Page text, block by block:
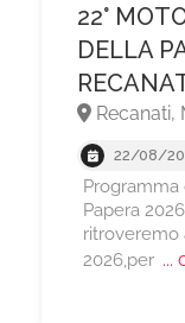
22°
DELLA
Recanati,
22/08/
Papera
ritroveremo
2026,per...